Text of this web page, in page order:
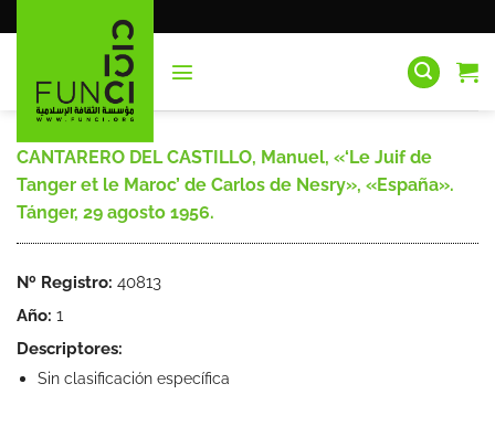
al
CANTARERO DEL CASTILLO, Manuel, «‘Le Juif de
Tanger et le Maroc’ de Carlos de Nesry», «España».
Tánger, 29 agosto 1956.
Nº Registro: 40813
Año: 1
Descriptores:
Sin clasificación específica